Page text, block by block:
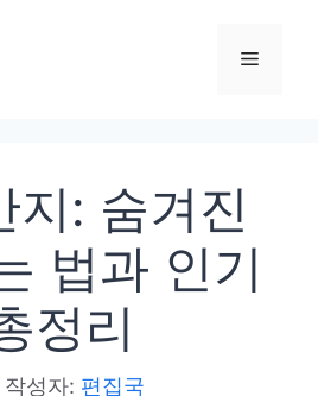
메
지: 숨겨진
법과 인기
정리
작성자: 편집국